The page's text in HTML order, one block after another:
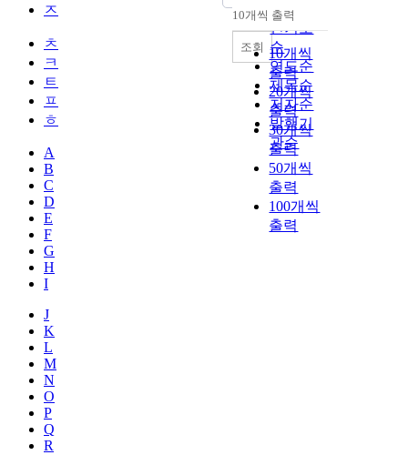
ㅈ
ㅊ
ㅋ
ㅌ
ㅍ
ㅎ
A
B
C
D
E
F
G
H
I
J
K
L
M
N
O
P
Q
R
순
인기도
순
연도순
제목순
저자순
발행기
관순
내림차순
10개씩 출력
10개씩
출력
20개씩
출력
30개씩
출력
50개씩
출력
100개씩
출력
조회